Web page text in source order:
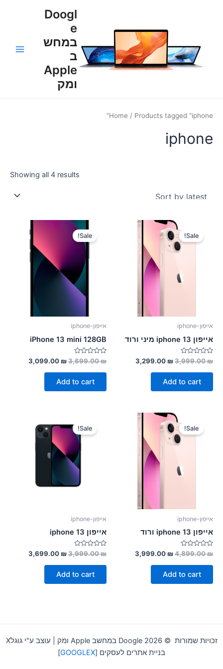
Doogl
e
במחש
ב
Apple
ומק
Home / Products tagged “iphone”
iphone
Showing all 4 results
Sale!
אייפון-iphone
אייפון 13 iphone מיני ורוד
Rated
0
out
3,999.00₪
3,299.00 ₪
Add to cart
Sale!
אייפון-iphone
iPhone 13 mini 128GB
Rated
0
out
3,699.00₪
3,099.00 ₪
Add to cart
Sale!
אייפון-iphone
אייפון 13 iphone ורוד
Rated
out
4,899.00₪
3,999.00 ₪
Add to cart
Sale!
אייפון-iphone
אייפון 13 iphone
Rated
out
3,999.00₪
3,699.00 ₪
Add to cart
זכויות שמורות © 2026 Doogle במחשב Apple ומק | עוצב ע"י גוגלX
בניית אתרים לעסקים [GOOGLEX
]